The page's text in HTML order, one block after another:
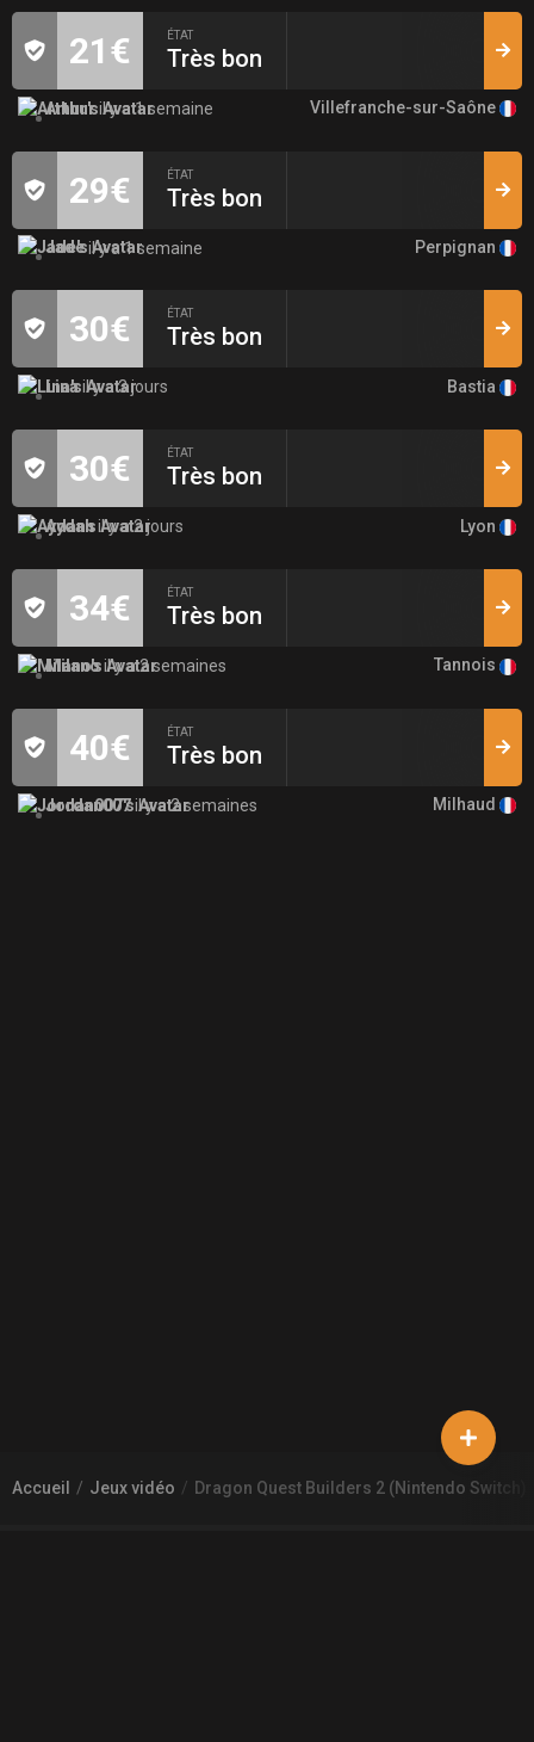
21€ ÉTAT
Très bon
Arthuril y a 1 semaine Villefranche-sur-Saône
29€ ÉTAT
Très bon
Jadeil y a 1 semaine Perpignan
30€ ÉTAT
Très bon
Linail y a 3 jours Bastia
30€ ÉTAT
Très bon
Aydanil y a 2 jours Lyon
34€ ÉTAT
Très bon
Milanoil y a 2 semaines Tannois
40€ ÉTAT
Très bon
Jordan007il y a 2 semaines Milhaud
Accueil Jeux vidéo Dragon Quest Builders 2 (Nintendo Switch)